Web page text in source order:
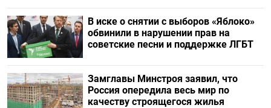
В иске о снятии с выборов «Яблоко»
обвинили в нарушении прав на
советские песни и поддержке ЛГБТ
Замглавы Минстроя заявил, что
Россия опередила весь мир по
качеству строящегося жилья